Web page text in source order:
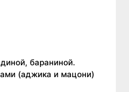
бараниной.
(аджика и мацони)